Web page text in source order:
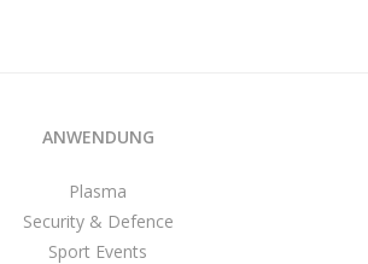
ANWENDUNG
Plasma
Security & Defence
Sport Events